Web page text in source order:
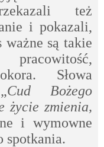
też
i pokazali,
są takie
Słowa
Cud Bożego
życie zmienia,
i wymowne
spotkania.